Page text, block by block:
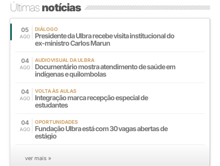
Últimasnotícias
05
AGO
DIÁLOGO
Presidente da Ulbra recebe visita institucional do
ex-ministro Carlos Marun
04
AGO
AUDIOVISUAL DA ULBRA
Documentário mostra atendimento de saúde em
indígenas e quilombolas
04
AGO
VOLTA ÀS AULAS
Integração marca recepção especial de
estudantes
04
AGO
OPORTUNIDADES
Fundação Ulbra está com 30 vagas abertas de
estágio
ver mais »